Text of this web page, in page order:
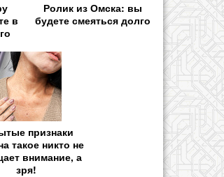
в
Ролик из Омска: вы
будете смеяться долго
признаки
такое никто не
внимание, а
зря!